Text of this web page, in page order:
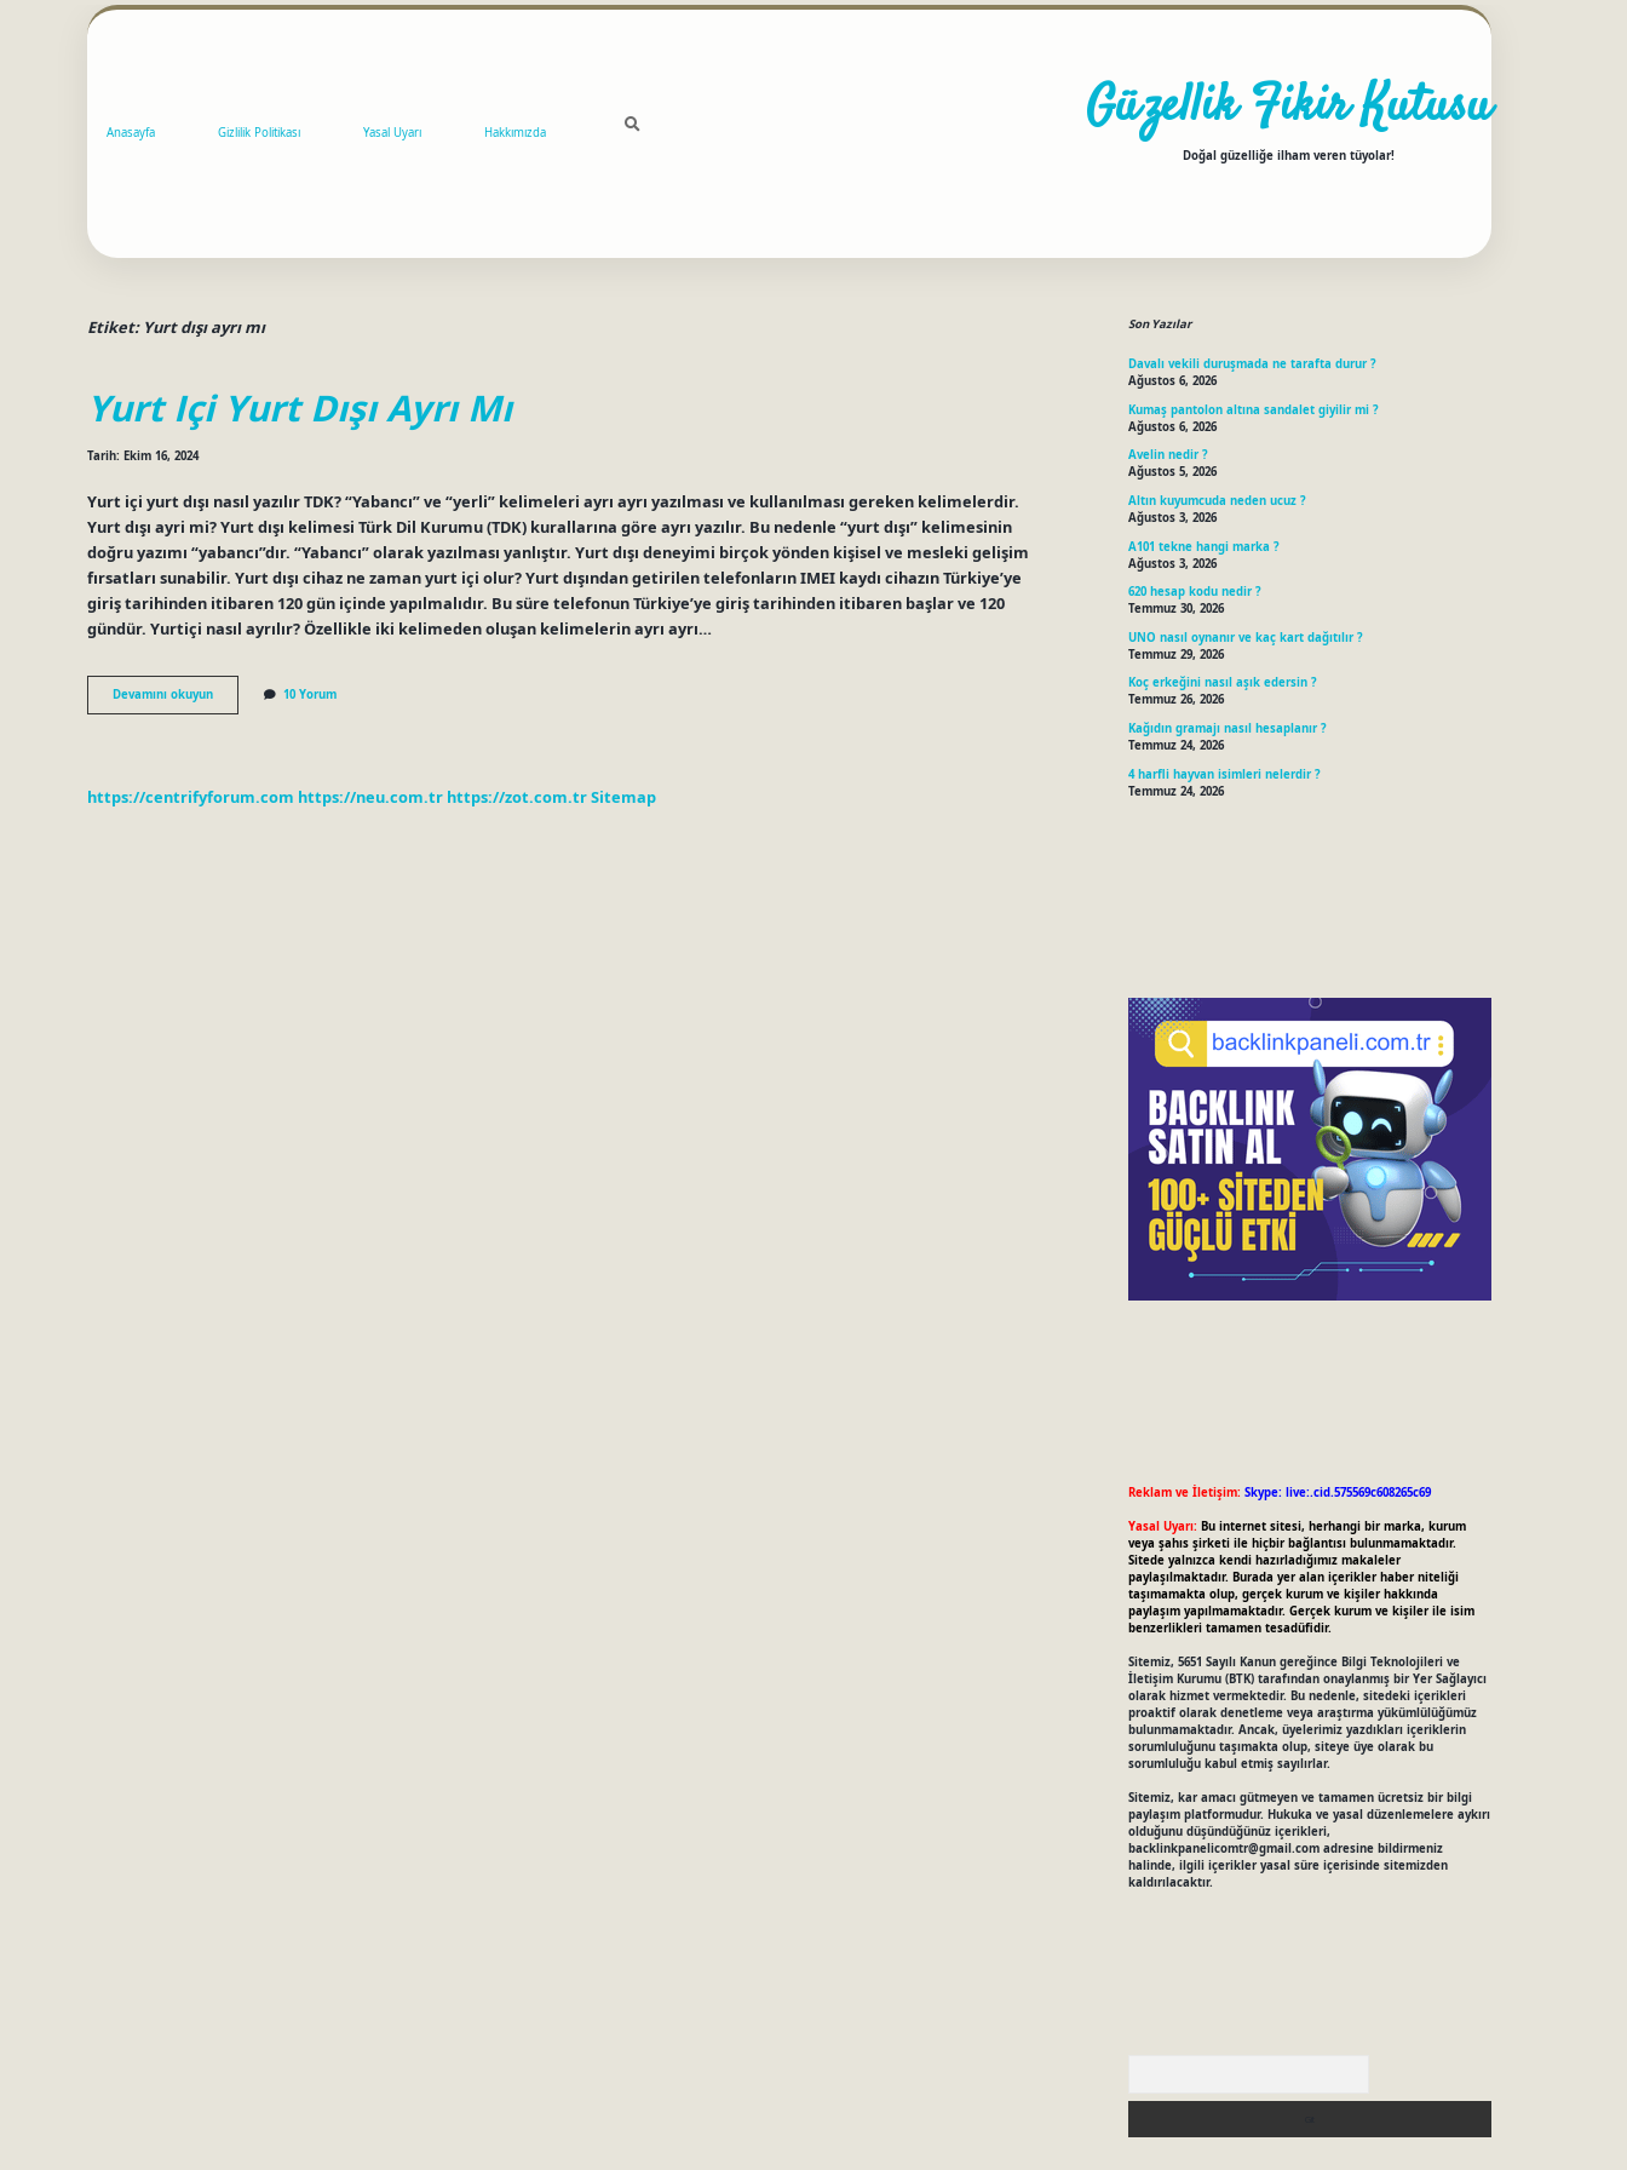
Anasayfa Gizlilik Politikası Yasal Uyarı Hakkımızda Güzellik Fikir Kutusu
Doğal güzelliğe ilham veren tüyolar!
Etiket: Yurt dışı ayrı mı
Yurt Içi Yurt Dışı Ayrı Mı
Tarih: Ekim 16, 2024
Yurt içi yurt dışı nasıl yazılır TDK? “Yabancı” ve “yerli” kelimeleri ayrı ayrı yazılması ve kullanılması gereken kelimelerdir.
Yurt dışı ayri mi? Yurt dışı kelimesi Türk Dil Kurumu (TDK) kurallarına göre ayrı yazılır. Bu nedenle “yurt dışı” kelimesinin
doğru yazımı “yabancı”dır. “Yabancı” olarak yazılması yanlıştır. Yurt dışı deneyimi birçok yönden kişisel ve mesleki gelişim
fırsatları sunabilir. Yurt dışı cihaz ne zaman yurt içi olur? Yurt dışından getirilen telefonların IMEI kaydı cihazın Türkiye’ye
giriş tarihinden itibaren 120 gün içinde yapılmalıdır. Bu süre telefonun Türkiye’ye giriş tarihinden itibaren başlar ve 120
gündür. Yurtiçi nasıl ayrılır? Özellikle iki kelimeden oluşan kelimelerin ayrı ayrı…
Devamını okuyunYurt
Içi
10 Yorum
https://centrifyforum.com https://neu.com.tr https://zot.com.trSitemap
Son Yazılar
Davalı vekili duruşmada ne tarafta durur ?
Ağustos 6, 2026
Kumaş pantolon altına sandalet giyilir mi ?
Ağustos 6, 2026
Avelin nedir ?
Ağustos 5, 2026
Altın kuyumcuda neden ucuz ?
Ağustos 3, 2026
A101 tekne hangi marka ?
Ağustos 3, 2026
620 hesap kodu nedir ?
Temmuz 30, 2026
UNO nasıl oynanır ve kaç kart dağıtılır ?
Temmuz 29, 2026
Koç erkeğini nasıl aşık edersin ?
Temmuz 26, 2026
Kağıdın gramajı nasıl hesaplanır ?
Temmuz 24, 2026
4 harfli hayvan isimleri nelerdir ?
Temmuz 24, 2026
Reklam ve İletişim: Skype: live:.cid.575569c608265c69
Yasal Uyarı: Bu internet sitesi, herhangi bir marka, kurum
veya şahıs şirketi ile hiçbir bağlantısı bulunmamaktadır.
Sitede yalnızca kendi hazırladığımız makaleler
paylaşılmaktadır. Burada yer alan içerikler haber niteliği
taşımamakta olup, gerçek kurum ve kişiler hakkında
paylaşım yapılmamaktadır. Gerçek kurum ve kişiler ile isim
benzerlikleri tamamen tesadüfidir.
Sitemiz, 5651 Sayılı Kanun gereğince Bilgi Teknolojileri ve
İletişim Kurumu (BTK) tarafından onaylanmış bir Yer Sağlayıcı
olarak hizmet vermektedir. Bu nedenle, sitedeki içerikleri
proaktif olarak denetleme veya araştırma yükümlülüğümüz
bulunmamaktadır. Ancak, üyelerimiz yazdıkları içeriklerin
sorumluluğunu taşımakta olup, siteye üye olarak bu
sorumluluğu kabul etmiş sayılırlar.
Sitemiz, kar amacı gütmeyen ve tamamen ücretsiz bir bilgi
paylaşım platformudur. Hukuka ve yasal düzenlemelere aykırı
olduğunu düşündüğünüz içerikleri,
backlinkpanelicomtr@gmail.comadresine bildirmeniz
halinde, ilgili içerikler yasal süre içerisinde sitemizden
kaldırılacaktır.